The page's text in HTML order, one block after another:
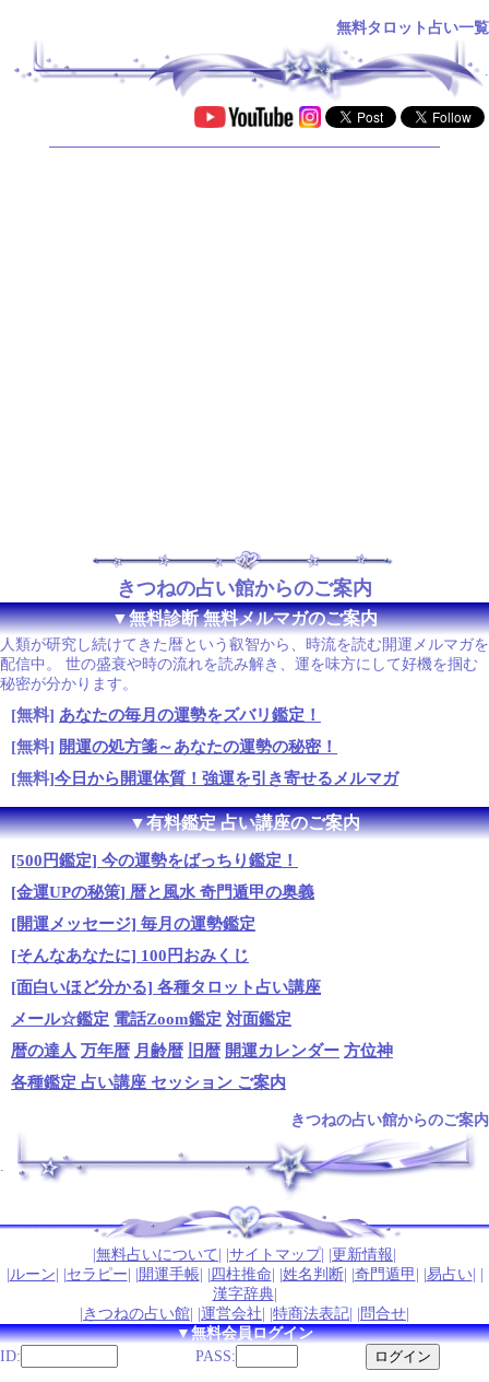
無料タロット占い一覧
きつねの占い館からのご案内
▼無料診断 無料メルマガのご案内
人類が研究し続けてきた暦という叡智から、時流を読む開運メルマガを
配信中。 世の盛衰や時の流れを読み解き、運を味方にして好機を掴む
秘密が分かります。
[無料] あなたの毎月の運勢をズバリ鑑定！
[無料] 開運の処方箋～あなたの運勢の秘密！
[無料]今日から開運体質！強運を引き寄せるメルマガ
▼有料鑑定 占い講座のご案内
[500円鑑定] 今の運勢をばっちり鑑定！
[金運UPの秘策] 暦と風水 奇門遁甲の奥義
[開運メッセージ] 毎月の運勢鑑定
[そんなあなたに] 100円おみくじ
[面白いほど分かる] 各種タロット占い講座
メール☆鑑定 電話Zoom鑑定 対面鑑定
暦の達人 万年暦 月齢暦 旧暦 開運カレンダー 方位神
各種鑑定 占い講座 セッション ご案内
きつねの占い館からのご案内
無料占いについて サイトマップ 更新情報
ルーン セラピー 開運手帳 四柱推命 姓名判断| | 奇門遁甲 易占い
漢字辞典|
きつねの占い館 運営会社 特商法表記 問合せ
▼無料会員ログイン
ID:
PASS: